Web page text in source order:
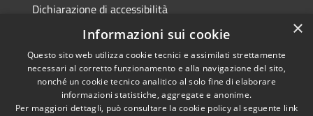
Dichiarazione di accessibilità
Accessibilità
Comune convenzionato
Astigov
×
Informazioni sui cookie
Questo sito web utilizza cookie tecnici e assimilati strettamente
necessari al corretto funzionamento e alla navigazione del sito,
nonché un cookie tecnico analitico al solo fine di elaborare
informazioni statistiche, aggregate e anonime.
Per maggiori dettagli, può consultare la cookie policy al seguente link